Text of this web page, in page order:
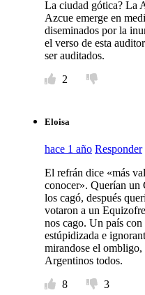
La ciudad gótica? La
Azcue emerge en
diseminados por la
el verso de esta
ser auditados.
2
Eloisa
hace 1 año Responder
El refrán dice «más
conocer». Querían
los cagó, después
votaron a un
nos cago. Un país
estúpidizada e
mirandose el ombligo,
Argentinos todos.
8
3